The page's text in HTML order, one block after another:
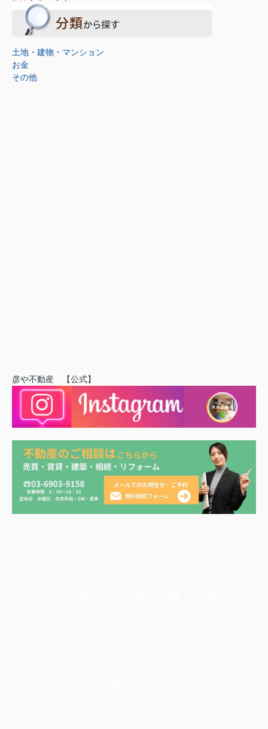
土地・建物・マンション
お金
その他
彦や不動産 【公式】